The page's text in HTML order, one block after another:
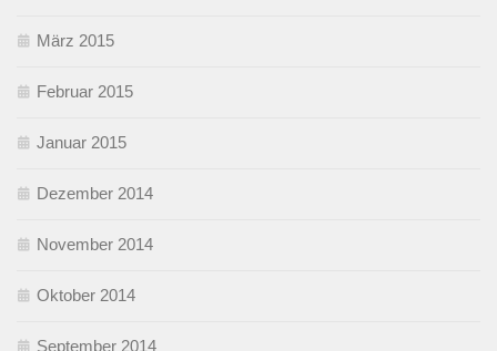
März 2015
Februar 2015
Januar 2015
Dezember 2014
November 2014
Oktober 2014
September 2014